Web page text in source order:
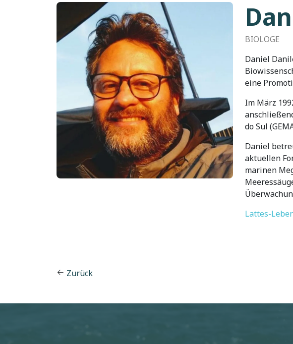
Imagem
BIOLOGE
Daniel
eine
Im März
do Sul
Daniel
aktuellen
marinen
Lattes-
Zurück